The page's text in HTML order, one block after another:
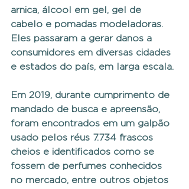
arnica, álcool em gel, gel de
cabelo e pomadas modeladoras.
Eles passaram a gerar danos a
consumidores em diversas cidades
e estados do país, em larga escala.
Em 2019, durante cumprimento de
mandado de busca e apreensão,
foram encontrados em um galpão
usado pelos réus 7.734 frascos
cheios e identificados como se
fossem de perfumes conhecidos
no mercado, entre outros objetos